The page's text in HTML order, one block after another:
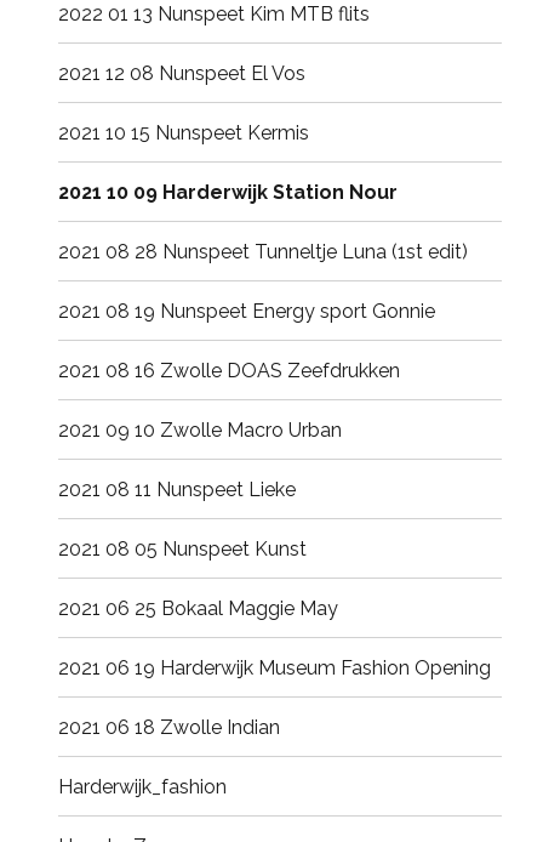
2022 01 13 Nunspeet Kim MTB flits
2021 12 08 Nunspeet El Vos
2021 10 15 Nunspeet Kermis
2021 10 09 Harderwijk Station Nour
2021 08 28 Nunspeet Tunneltje Luna (1st edit)
2021 08 19 Nunspeet Energy sport Gonnie
2021 08 16 Zwolle DOAS Zeefdrukken
2021 09 10 Zwolle Macro Urban
2021 08 11 Nunspeet Lieke
2021 08 05 Nunspeet Kunst
2021 06 25 Bokaal Maggie May
2021 06 19 Harderwijk Museum Fashion Opening
2021 06 18 Zwolle Indian
Harderwijk_fashion